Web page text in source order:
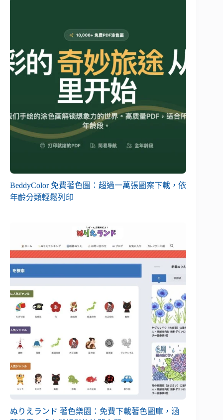
BeddyColor 免費著色圖：超過一萬張圖案下載，依
年齡分類輕鬆列印
ぬりえランド 著色樂園：免費下載著色圖庫，涵